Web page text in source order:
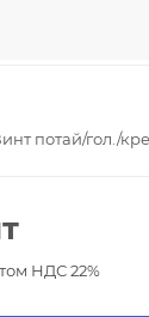
потай/гол./
НДС 22%